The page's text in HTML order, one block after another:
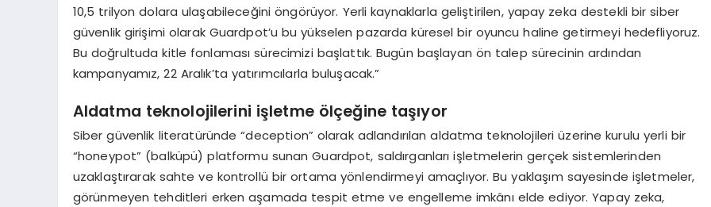
10,5 trilyon dolara ulaşabileceğini öngörüyor. Yerli kaynaklarla geliştirilen, yapay zeka destekli bir siber
güvenlik girişimi olarak Guardpot’u bu yükselen pazarda küresel bir oyuncu haline getirmeyi hedefliyoruz.
Bu doğrultuda kitle fonlaması sürecimizi başlattık. Bugün başlayan ön talep sürecinin ardından
kampanyamız, 22 Aralık’ta yatırımcılarla buluşacak.”
Aldatma teknolojilerini işletme ölçeğine taşıyor
Siber güvenlik literatüründe “deception” olarak adlandırılan aldatma teknolojileri üzerine kurulu yerli bir
“honeypot” (balküpü) platformu sunan Guardpot, saldırganları işletmelerin gerçek sistemlerinden
uzaklaştırarak sahte ve kontrollü bir ortama yönlendirmeyi amaçlıyor. Bu yaklaşım sayesinde işletmeler,
görünmeyen tehditleri erken aşamada tespit etme ve engelleme imkânı elde ediyor. Yapay zeka,